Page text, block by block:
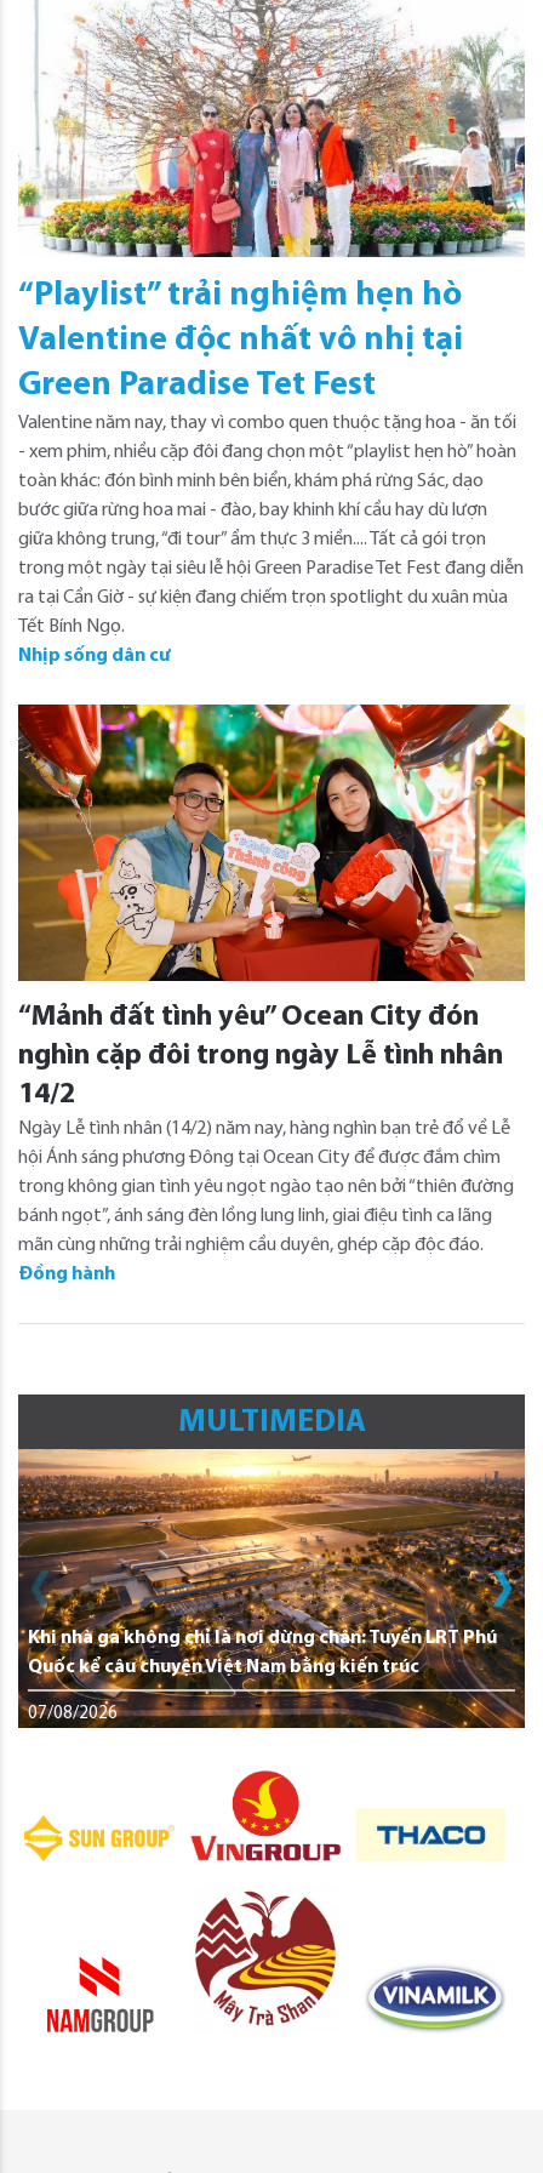
“Playlist” trải nghiệm hẹn hò
Valentine độc nhất vô nhị tại
Green Paradise Tet Fest
Valentine năm nay, thay vì combo quen thuộc tặng hoa - ăn tối
- xem phim, nhiều cặp đôi đang chọn một “playlist hẹn hò” hoàn
toàn khác: đón bình minh bên biển, khám phá rừng Sác, dạo
bước giữa rừng hoa mai - đào, bay khinh khí cầu hay dù lượn
giữa không trung, “đi tour” ẩm thực 3 miền.... Tất cả gói trọn
trong một ngày tại siêu lễ hội Green Paradise Tet Fest đang diễn
ra tại Cần Giờ - sự kiện đang chiếm trọn spotlight du xuân mùa
Tết Bính Ngọ.
Nhịp sống dân cư
“Mảnh đất tình yêu” Ocean City đón
nghìn cặp đôi trong ngày Lễ tình nhân
14/2
Ngày Lễ tình nhân (14/2) năm nay, hàng nghìn bạn trẻ đổ về Lễ
hội Ánh sáng phương Đông tại Ocean City để được đắm chìm
trong không gian tình yêu ngọt ngào tạo nên bởi “thiên đường
bánh ngọt”, ánh sáng đèn lồng lung linh, giai điệu tình ca lãng
mãn cùng những trải nghiệm cầu duyên, ghép cặp độc đáo.
Đồng hành
MULTIMEDIA
Khi nhà ga không chỉ là nơi dừng chân: Tuyến LRT Phú
Quốc kể câu chuyện Việt Nam bằng kiến trúc
07/08/2026